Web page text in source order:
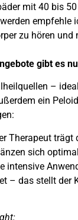
mit 40 bis
zu hören
gibt es
–
ein
Therapeut
sich
intensive
– das stellt der